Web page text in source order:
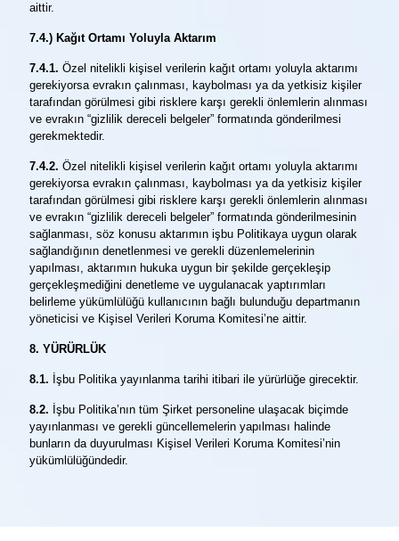
aittir.
7.4.) Kağıt Ortamı Yoluyla Aktarım
7.4.1. Özel nitelikli kişisel verilerin kağıt ortamı yoluyla aktarımı
gerekiyorsa evrakın çalınması, kaybolması ya da yetkisiz kişiler
tarafından görülmesi gibi risklere karşı gerekli önlemlerin alınması
ve evrakın “gizlilik dereceli belgeler” formatında gönderilmesi
gerekmektedir.
7.4.2. Özel nitelikli kişisel verilerin kağıt ortamı yoluyla aktarımı
gerekiyorsa evrakın çalınması, kaybolması ya da yetkisiz kişiler
tarafından görülmesi gibi risklere karşı gerekli önlemlerin alınması
ve evrakın “gizlilik dereceli belgeler” formatında gönderilmesinin
sağlanması, söz konusu aktarımın işbu Politikaya uygun olarak
sağlandığının denetlenmesi ve gerekli düzenlemelerinin
yapılması, aktarımın hukuka uygun bir şekilde gerçekleşip
gerçekleşmediğini denetleme ve uygulanacak yaptırımları
belirleme yükümlülüğü kullanıcının bağlı bulunduğu departmanın
yöneticisi ve Kişisel Verileri Koruma Komitesi’ne aittir.
8. YÜRÜRLÜK
8.1. İşbu Politika yayınlanma tarihi itibari ile yürürlüğe girecektir.
8.2. İşbu Politika’nın tüm Şirket personeline ulaşacak biçimde
yayınlanması ve gerekli güncellemelerin yapılması halinde
bunların da duyurulması Kişisel Verileri Koruma Komitesi’nin
yükümlülüğündedir.